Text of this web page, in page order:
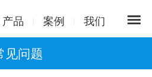
产品 案例 我们
见问题